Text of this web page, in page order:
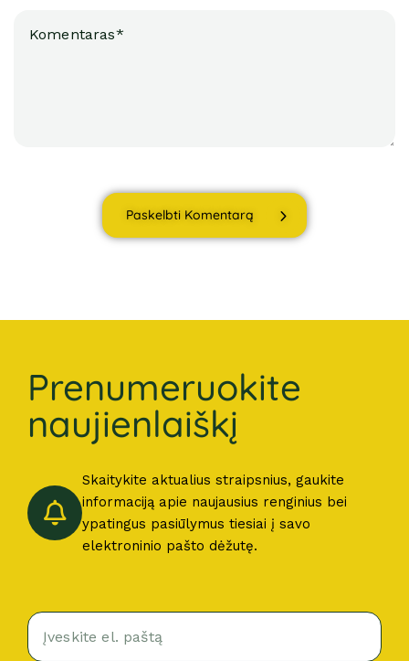
Paskelbti Komentarą
Prenumeruokite
naujienlaiškį
Skaitykite aktualius straipsnius, gaukite
informaciją apie naujausius renginius bei
ypatingus pasiūlymus tiesiai į savo
elektroninio pašto dėžutę.